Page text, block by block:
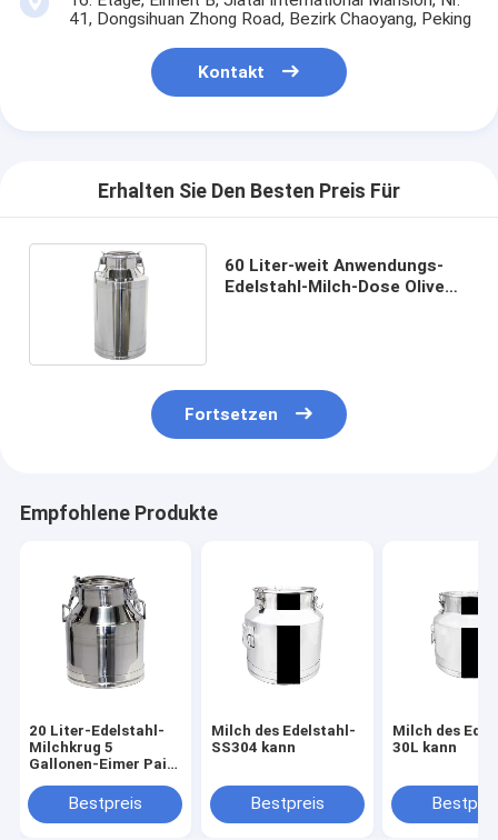
41, Dongsihuan Zhong Road, Bezirk Chaoyang, Peking
Kontakt
Erhalten Sie Den Besten Preis Für
60 Liter-weit Anwendungs-
Edelstahl-Milch-Dose Olive
Fortsetzen
Empfohlene Produkte
20 Liter-Edelstahl-
Milchkrug 5
Gallonen-Eimer Pail
Bestpreis
Milch des Edelstahl-
SS304 kann
Bestpreis
Milch des
30L kann